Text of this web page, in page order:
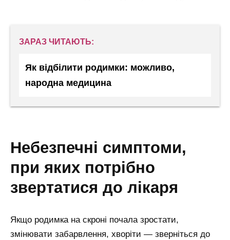
ЗАРАЗ ЧИТАЮТЬ:
Як відбілити родимки: можливо,
народна медицина
небезпечні симптоми,
при яких потрібно
звертатися до лікаря
Якщо родимка на скроні почала зростати,
змінювати забарвлення, хворіти — зверніться до